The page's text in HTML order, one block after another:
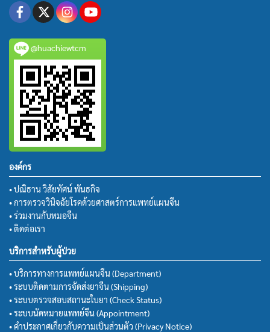
@huachiewtcm
องค์กร
• ปณิธาน วิสัยทัศน์ พันธกิจ
• การตรวจวินิจฉัยโรคด้วยศาสตร์การแพทย์แผนจีน
• ร่วมงานกับหมอจีน
• ติดต่อเรา
บริการสำหรับผู้ป่วย
• บริการทางการแพทย์แผนจีน (Department)
• ระบบติดตามการจัดส่งยาจีน (Shipping)
• ระบบตรวจสอบสถานะใบยา (Check Status)
• ระบบนัดหมายแพทย์จีน (Appointment)
• คำประกาศเกี่ยวกับความเป็นส่วนตัว (Privacy Notice)